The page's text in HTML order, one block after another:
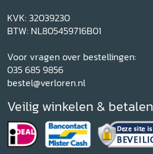
KVK: 32039230
BTW: NL805459716B01
Voor vragen over bestellingen:
035 685 9856
bestel@verloren.nl
Veilig winkelen & betalen